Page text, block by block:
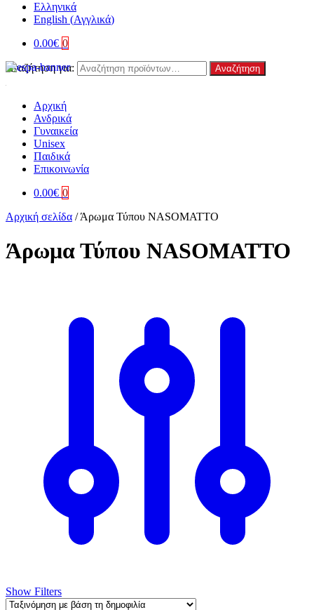
Ελληνικά
English (Αγγλικά)
0.00€ 0
Αναζήτηση για: Αναζήτηση
Αρχική
Ανδρικά
Γυναικεία
Unisex
Παιδικά
Επικοινωνία
0.00€ 0
Αρχική σελίδα /Άρωμα Τύπου NASOMATTO
Άρωμα Τύπου NASOMATTO
Show Filters